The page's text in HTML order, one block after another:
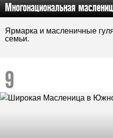
Многонациональная
Ярмарка и масленичные
семьи.